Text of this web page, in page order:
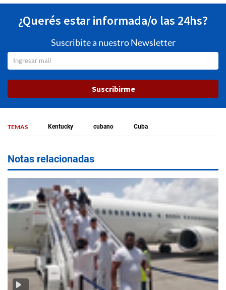
¿Querés estar informada/o las 24hs?
Suscribite a nuestro Newsletter
Suscribirme
TEMAS Kentucky cubano Cuba
Notas relacionadas